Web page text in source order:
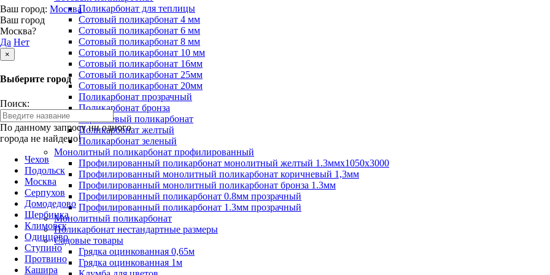
Ваш город: Москва
Ваш город
Москва?
Да Нет
×
Выберите город
Поиск:
По данному запросу ни одного
города не найдено!
Чехов
Подольск
Москва
Серпухов
Домодедово
Щербинка
Климовск
Одинцово
Ступино
Протвино
Кашира
Поликарбонат для теплицы
Сотовый поликарбонат 4 мм
Сотовый поликарбонат 6 мм
Сотовый поликарбонат 8 мм
Сотовый поликарбонат 10 мм
Сотовый поликарбонат 16мм
Сотовый поликарбонат 25мм
Сотовый поликарбонат 20мм
Поликарбонат прозрачный
Поликарбонат бронза
Коричневый поликарбонат
Поликарбонат желтый
Поликарбонат зеленый
Монолитный поликарбонат профилированный
Профилированный поликарбонат монолитный желтый 1.3ммх1050х3000
Профилированный монолитный поликарбонат коричневый 1,3мм
Профилированный монолитный поликарбонат бронза 1.3мм
Профилированный поликарбонат 0.8мм прозрачный
Профилированный поликарбонат 1.3мм прозрачный
Монолитный поликарбонат
Поликарбонат нестандартные размеры
Садовые товары
Грядка оцинкованная 0,65м
Грядка оцинкованная 1м